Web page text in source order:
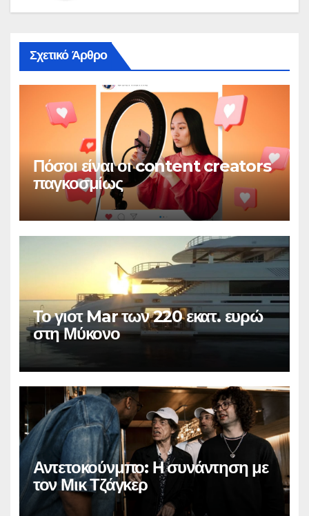
Σχετικό Άρθρο
Πόσοι είναι οι content creators
παγκοσμίως
Το γιοτ Mar των 220 εκατ. ευρώ
στη Μύκονο
Αντετοκούνμπο: Η συνάντηση με
τον Μικ Τζάγκερ